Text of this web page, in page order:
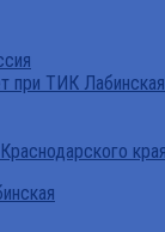
при ТИК Лабинская